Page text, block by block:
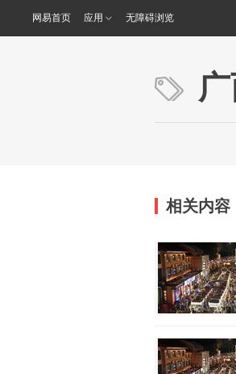
网易首页 应用 无障碍浏览
相关内容